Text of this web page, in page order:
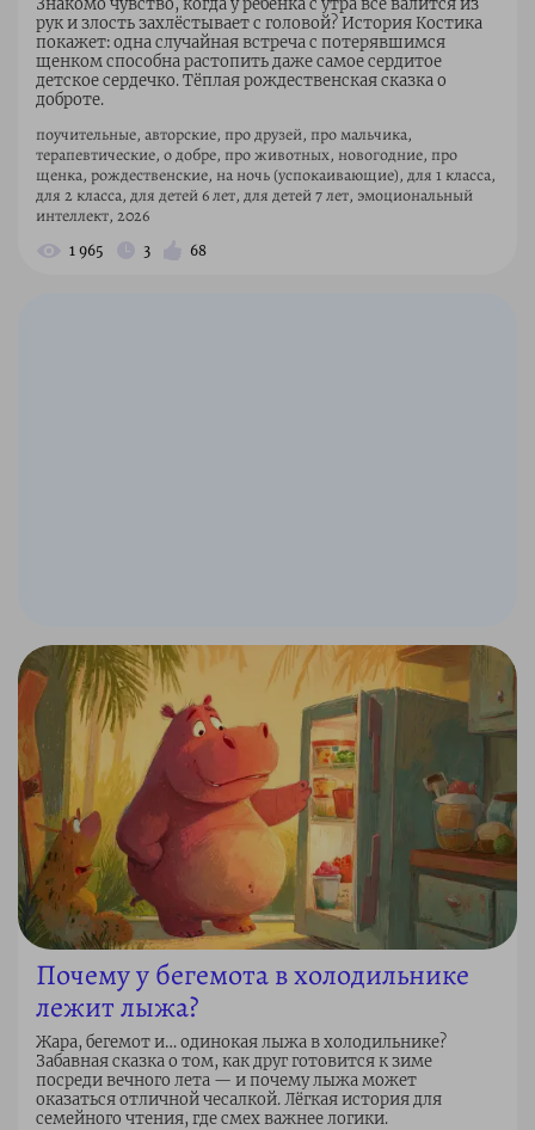
рук и злость захлёстывает с головой? История Костика
покажет: одна случайная встреча с потерявшимся
щенком способна растопить даже самое сердитое
детское сердечко. Тёплая рождественская сказка о
доброте.
поучительные, авторские, про друзей, про мальчика,
терапевтические, о добре, про животных, новогодние, про
щенка, рождественские, на ночь (успокаивающие), для 1 класса,
для 2 класса, для детей 6 лет, для детей 7 лет, эмоциональный
интеллект, 2026
1 965 3 68
Почему у бегемота в холодильнике
лежит лыжа?
Жара, бегемот и… одинокая лыжа в холодильнике?
Забавная сказка о том, как друг готовится к зиме
посреди вечного лета — и почему лыжа может
оказаться отличной чесалкой. Лёгкая история для
семейного чтения, где смех важнее логики.